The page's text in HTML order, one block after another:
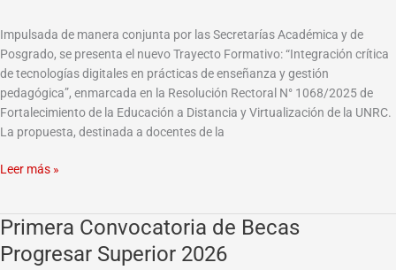
Impulsada de manera conjunta por las Secretarías Académica y de
Posgrado, se presenta el nuevo Trayecto Formativo: “Integración crítica
de tecnologías digitales en prácticas de enseñanza y gestión
pedagógica”, enmarcada en la Resolución Rectoral N° 1068/2025 de
Fortalecimiento de la Educación a Distancia y Virtualización de la UNRC.
La propuesta, destinada a docentes de la
crítica
de
tecnologías
digitales
de
la
Leer más »
Primera Convocatoria de Becas
Progresar Superior 2026
Primera
de